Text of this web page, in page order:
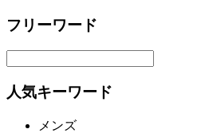
フリーワード
人気キーワード
メンズ